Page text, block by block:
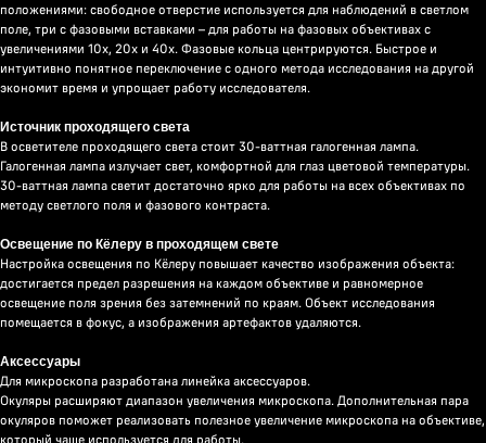
положениями: свободное отверстие используется для наблюдений в светлом
поле, три с фазовыми вставками – для работы на фазовых объективах с
увеличениями 10х, 20х и 40х. Фазовые кольца центрируются. Быстрое и
интуитивно понятное переключение с одного метода исследования на другой
экономит время и упрощает работу исследователя.
Источник проходящего света
В осветителе проходящего света стоит 30-ваттная галогенная лампа.
Галогенная лампа излучает свет, комфортной для глаз цветовой температуры.
30-ваттная лампа светит достаточно ярко для работы на всех объективах по
методу светлого поля и фазового контраста.
Освещение по Кёлеру в проходящем свете
Настройка освещения по Кёлеру повышает качество изображения объекта:
достигается предел разрешения на каждом объективе и равномерное
освещение поля зрения без затемнений по краям. Объект исследования
помещается в фокус, а изображения артефактов удаляются.
Аксессуары
Для микроскопа разработана линейка аксессуаров.
Окуляры расширяют диапазон увеличения микроскопа. Дополнительная пара
окуляров поможет реализовать полезное увеличение микроскопа на объективе,
который чаще используется для работы.